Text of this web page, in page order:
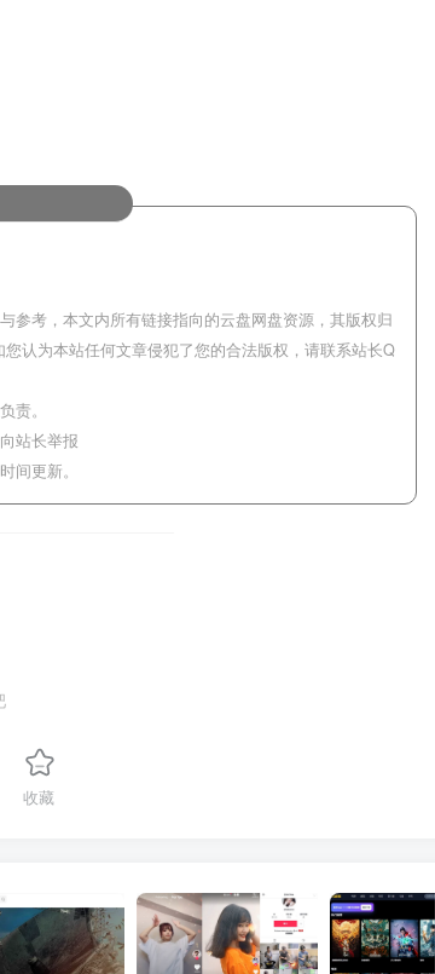
参考，本文内所有链接指向的云盘网盘资源，其版权归
认为本站任何文章侵犯了您的合法版权，请联系站长Q
责。
站长举报
间更新。
收藏